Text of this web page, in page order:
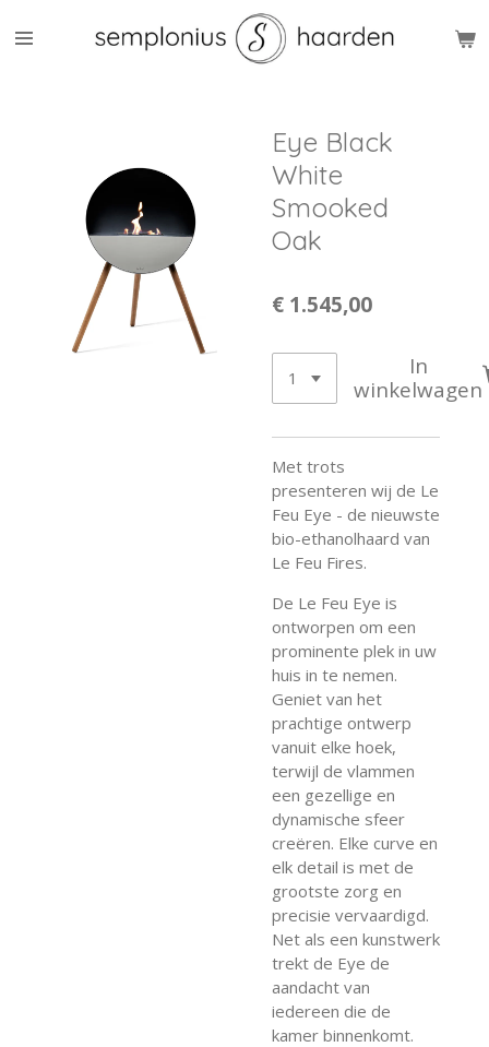
direct
Eye Black
White
Smooked
Oak
€ 1.545,00
In
winkelwagen
Met trots
presenteren wij de Le
Feu Eye - de nieuwste
bio-ethanolhaard van
Le Feu Fires.
De Le Feu Eye is
ontworpen om een
prominente plek in uw
huis in te nemen.
Geniet van het
prachtige ontwerp
vanuit elke hoek,
terwijl de vlammen
een gezellige en
dynamische sfeer
creëren. Elke curve en
elk detail is met de
grootste zorg en
precisie vervaardigd.
Net als een kunstwerk
trekt de Eye de
aandacht van
iedereen die de
kamer binnenkomt.